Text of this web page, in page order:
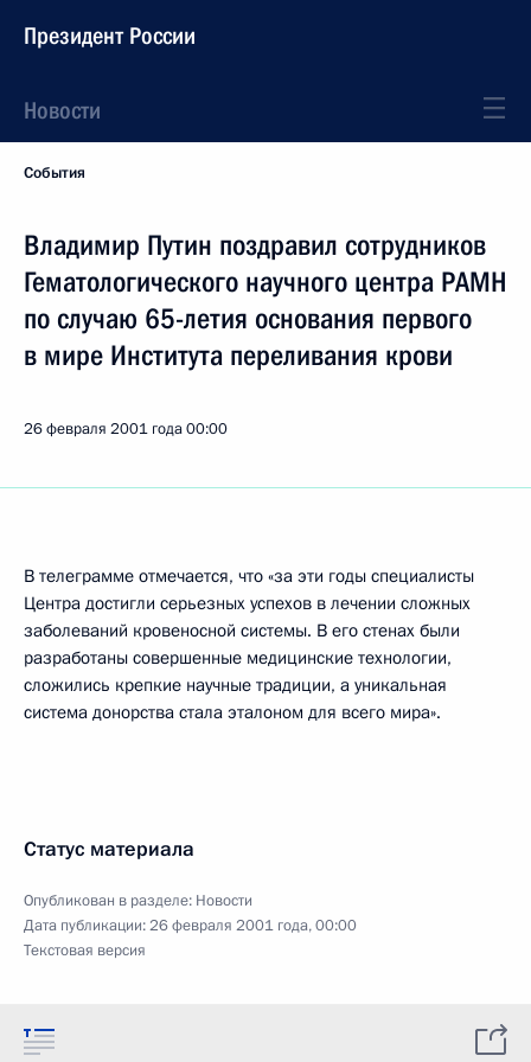
Президент России
Новости
События
Владимир Путин поздравил сотрудников
Гематологического научного центра РАМН
по случаю 65-летия основания первого
в мире Института переливания крови
26 февраля 2001 года00:00
В телеграмме отмечается, что «за эти годы специалисты
Центра достигли серьезных успехов в лечении сложных
заболеваний кровеносной системы. В его стенах были
разработаны совершенные медицинские технологии,
сложились крепкие научные традиции, а уникальная
система донорства стала эталоном для всего мира».
Статус материала
Опубликован в разделе: Новости
Дата публикации:26 февраля 2001 года, 00:00
Текстовая версия